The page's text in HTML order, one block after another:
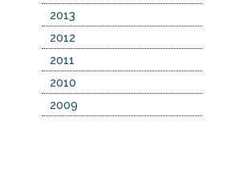
2013
2012
2011
2010
2009